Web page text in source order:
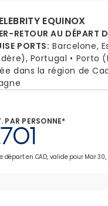
EQUINOX
RETOUR AU DÉPART
PORTS: Barcelone,
Portugal
Porto
dans la région de
PAR PERSONNE*
départ en CAD, valide pour Mar